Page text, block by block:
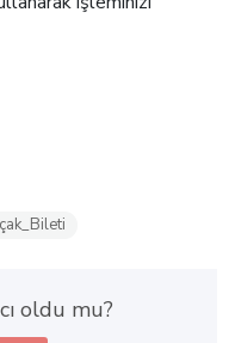
oldu mu?